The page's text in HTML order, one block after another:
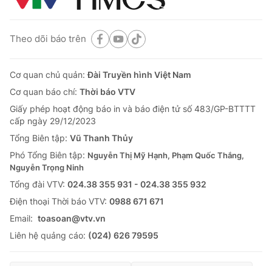
Theo dõi báo trên
Cơ quan chủ quản:Đài Truyền hình Việt Nam
Cơ quan báo chí: Thời báo VTV
Giấy phép hoạt động báo in và báo điện tử số 483/GP-BTTTT
cấp ngày 29/12/2023
Tổng Biên tập: Vũ Thanh Thủy
Phó Tổng Biên tập: Nguyễn Thị Mỹ Hạnh, Phạm Quốc Thắng,
Nguyễn Trọng Ninh
Tổng đài VTV: 024.38 355 931 - 024.38 355 932
Ðiện thoại Thời báo VTV: 0988 671 671
Email: toasoan@vtv.vn
Liên hệ quảng cáo: (024) 626 79595